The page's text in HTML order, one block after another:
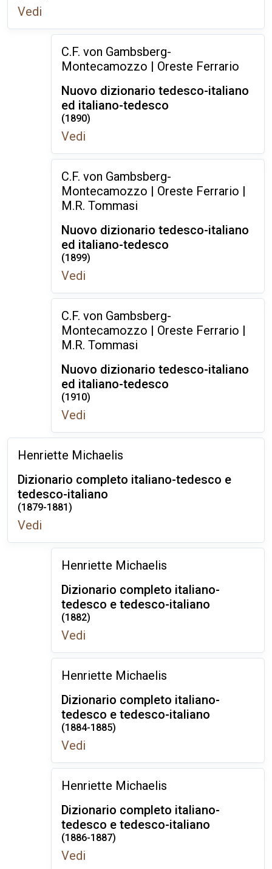
Vedi
C.F. von Gambsberg-
Montecamozzo | Oreste Ferrario
Nuovo dizionario tedesco-italiano
ed italiano-tedesco
(1890)
Vedi
C.F. von Gambsberg-
Montecamozzo | Oreste Ferrario |
M.R. Tommasi
Nuovo dizionario tedesco-italiano
ed italiano-tedesco
(1899)
Vedi
C.F. von Gambsberg-
Montecamozzo | Oreste Ferrario |
M.R. Tommasi
Nuovo dizionario tedesco-italiano
ed italiano-tedesco
(1910)
Vedi
Henriette Michaelis
Dizionario completo italiano-tedesco e
tedesco-italiano
(1879-1881)
Vedi
Henriette Michaelis
Dizionario completo italiano-
tedesco e tedesco-italiano
(1882)
Vedi
Henriette Michaelis
Dizionario completo italiano-
tedesco e tedesco-italiano
(1884-1885)
Vedi
Henriette Michaelis
Dizionario completo italiano-
tedesco e tedesco-italiano
(1886-1887)
Vedi